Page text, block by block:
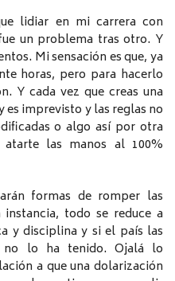
lidiar en mi carrera con
un problema tras otro. Y
Mi sensación es que, ya
horas, pero para hacerlo
Y cada vez que creas una
es imprevisto y las reglas no
o algo así por otra
las manos al 100%
formas de romper las
todo se reduce a
y disciplina y si el país las
no lo ha tenido. Ojalá lo
a que una dolarización